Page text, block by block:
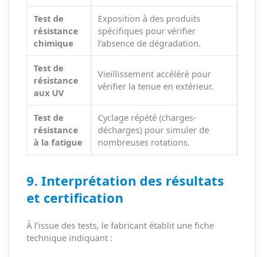
Test de
résistance
chimique
Exposition à des produits
spécifiques pour vérifier
l’absence de dégradation.
Test de
résistance
aux UV
Vieillissement accéléré pour
vérifier la tenue en extérieur.
Test de
résistance
à la fatigue
Cyclage répété (charges-
décharges) pour simuler de
nombreuses rotations.
9. Interprétation des résultats
et certification
À l’issue des tests, le fabricant établit une fiche
technique indiquant :